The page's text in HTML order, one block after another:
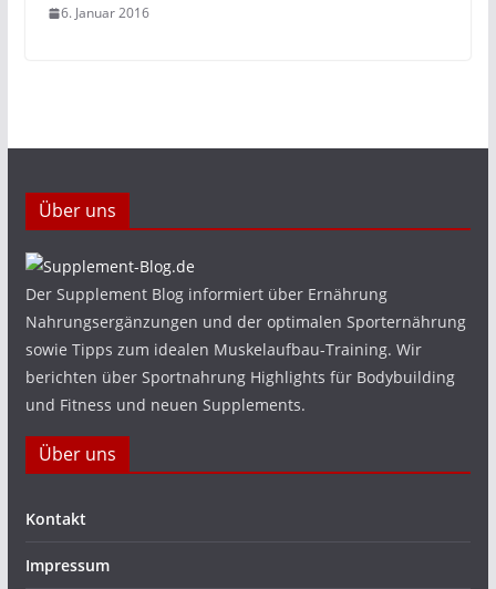
6. Januar 2016
Über uns
Der Supplement Blog informiert über Ernährung
Nahrungsergänzungen und der optimalen Sporternährung
sowie Tipps zum idealen Muskelaufbau-Training. Wir
berichten über Sportnahrung Highlights für Bodybuilding
und Fitness und neuen Supplements.
Über uns
Kontakt
Impressum